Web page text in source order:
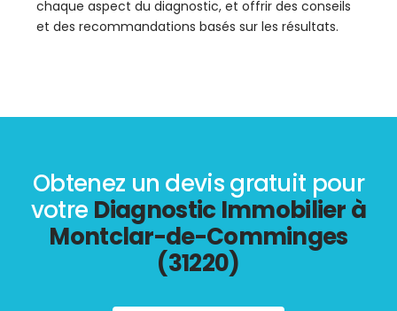
chaque aspect du diagnostic, et offrir des conseils
et des recommandations basés sur les résultats.
Obtenez un devis gratuit pour
votre Diagnostic Immobilier à
Montclar-de-Comminges
(31220)